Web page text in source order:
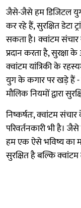
जैसे-जैसे हम डिजिटल
कर रहे हैं, सुरक्षित
सकता है। क्वांटम
प्रदान करता है, सुरक्षा
क्वांटम यांत्रिकी के
युग के कगार पर खड़े हैं -
मौलिक नियमों द्वारा
निष्कर्षतः, क्वांटम संचार
परिवर्तनकारी भी है।
हम एक ऐसे भविष्य का
सुरक्षित है बल्कि